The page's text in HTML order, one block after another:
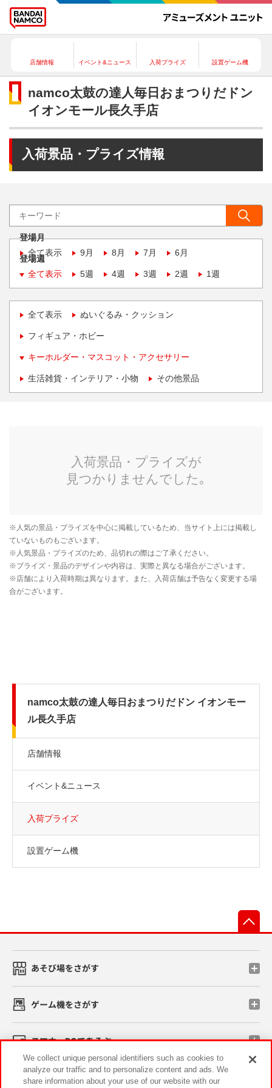
店舗情報 イベント&ニュース 入荷プライズ 設置ゲーム機
namco太鼓の達人毎日おまつりだドン
イオンモール長久手店
入荷景品・プライズ情報
登場月
全て表示
9月 8月 7月 6月
登場週
全て表示
5週 4週 3週 2週 1週
全て表示 ぬいぐるみ・クッション
フィギュア・ホビー
キーホルダー・マスコット・アクセサリー
生活雑貨・インテリア・小物 その他景品
namco太鼓の達人毎日おまつりだドン イオンモー
ル長久手店
店舗情報
イベント&ニュース
入荷プライズ
設置ゲーム機
あそび場をさがす
ゲーム機をさがす
スマホ・PCであそぶ
イベント・キャンペーン
We collect unique personal identifiers such as cookies to
analyze our traffic and to personalize content and ads. We
share information about your use of our website with our